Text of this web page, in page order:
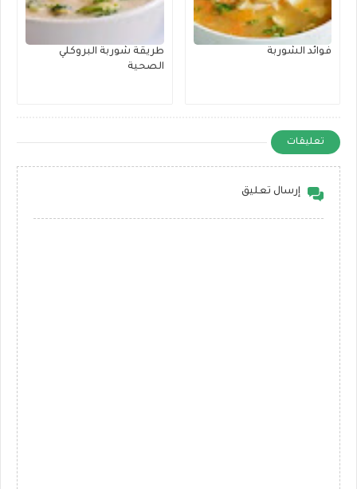
فوائد الشوربة
طريقة شوربة البروكلي
الصحية
تعليقات
إرسال تعليق